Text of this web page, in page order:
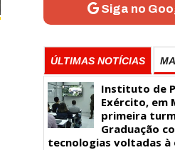
Siga no
ÚLTIMAS NOTÍCIAS
Instituto de
Exército, em
primeira
Graduação
tecnologias voltadas à